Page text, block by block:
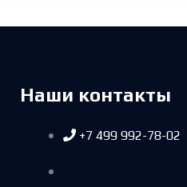
Наши контакты
+7 499 992-78-02